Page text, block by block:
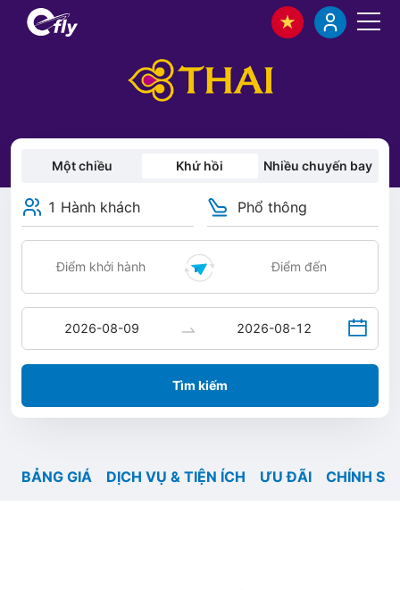
Một chiều Khứ hồi Nhiều chuyến bay
1 Hành khách Phổ thông
Tìm kiếm
BẢNG GIÁ DỊCH VỤ & TIỆN ÍCH ƯU ĐÃI CHÍNH